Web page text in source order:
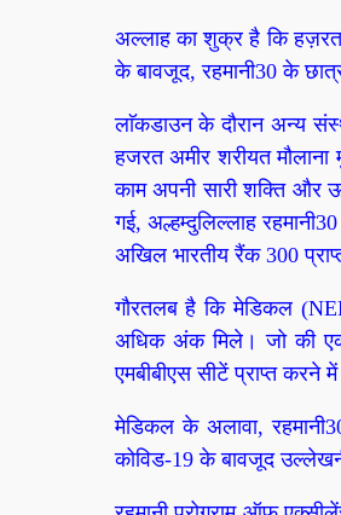
अल्लाह का शुक्र है कि हज़रत
के बावजूद, रहमानी30 के
लाॅकडाउन के दौरान अन्य
हजरत अमीर शरीयत मौलाना
काम अपनी सारी शक्ति और
गई, अल्हम्दुलिल्लाह
अखिल भारतीय रैंक 300
गौरतलब है कि मेडिकल
अधिक अंक मिले। जो की
एमबीबीएस सीटें प्राप्त करने
मेडिकल के अलावा,
कोविड-19 के बावजूद